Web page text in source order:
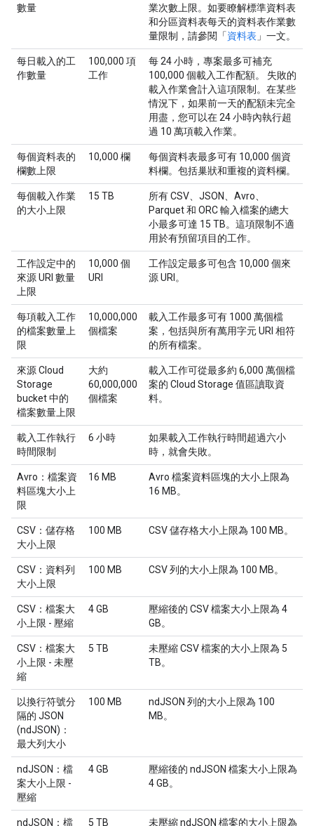
數量
業次數上限。如要瞭解標準資料表
和分區資料表每天的資料表作業數
量限制，請參閱「資料表 」一文。
每日載入的工
作數量
100,000 項
工作
每 24 小時，專案最多可補充
100,000 個載入工作配額。 失敗的
載入作業會計入這項限制。在某些
情況下，如果前一天的配額未完全
用盡，您可以在 24 小時內執行超
過 10 萬項載入作業。
每個資料表的
欄數上限
10,000 欄
每個資料表最多可有 10,000 個資
料欄。包括巢狀和重複的資料欄。
每個載入作業
的大小上限
15 TB
所有 CSV、JSON、Avro、
Parquet 和 ORC 輸入檔案的總大
小最多可達 15 TB。這項限制不適
用於有預留項目的工作。
工作設定中的
來源 URI 數量
上限
10,000 個
URI
工作設定最多可包含 10,000 個來
源 URI。
每項載入工作
的檔案數量上
限
10,000,000
個檔案
載入工作最多可有 1000 萬個檔
案，包括與所有萬用字元 URI 相符
的所有檔案。
來源 Cloud
Storage
bucket 中的
檔案數量上限
大約
60,000,000
個檔案
載入工作可從最多約 6,000 萬個檔
案的 Cloud Storage 值區讀取資
料。
載入工作執行
時間限制
6 小時
如果載入工作執行時間超過六小
時，就會失敗。
Avro：檔案資
料區塊大小上
限
16 MB
Avro 檔案資料區塊的大小上限為
16 MB。
CSV：儲存格
大小上限
100 MB CSV 儲存格大小上限為 100 MB。
CSV：資料列
大小上限
100 MB CSV 列的大小上限為 100 MB。
CSV：檔案大
小上限 - 壓縮
4 GB
壓縮後的 CSV 檔案大小上限為 4
GB。
CSV：檔案大
小上限 - 未壓
縮
5 TB
未壓縮 CSV 檔案的大小上限為 5
TB。
以換行符號分
隔的 JSON
(ndJSON)：
最大列大小
100 MB
ndJSON 列的大小上限為 100
MB。
ndJSON：檔
案大小上限 -
壓縮
4 GB
壓縮後的 ndJSON 檔案大小上限為
4 GB。
ndJSON：檔 5 TB 未壓縮 ndJSON 檔案的大小上限為